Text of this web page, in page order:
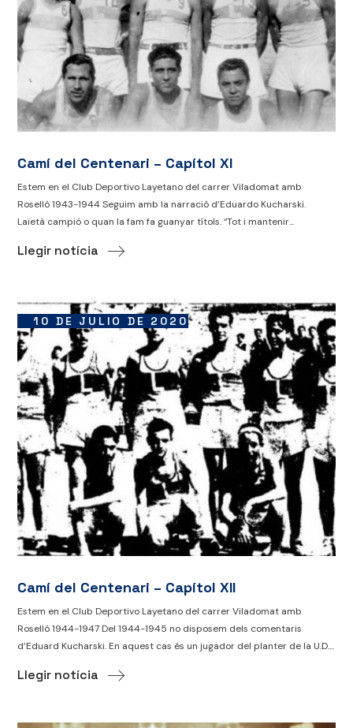
Camí del Centenari – Capítol XI
Estem en el Club Deportivo Layetano del carrer Viladomat amb
Roselló 1943-1944 Seguim amb la narració d’Eduardo Kucharski.
Laietà campió o quan la fam fa guanyar títols. “Tot i mantenir...
Llegir notícia
10 DE JULIO DE 2020
Camí del Centenari – Capítol XII
Estem en el Club Deportivo Layetano del carrer Viladomat amb
Roselló 1944-1947 Del 1944-1945 no disposem dels comentaris
d’Eduard Kucharski. En aquest cas és un jugador del planter de la U.D....
Llegir notícia